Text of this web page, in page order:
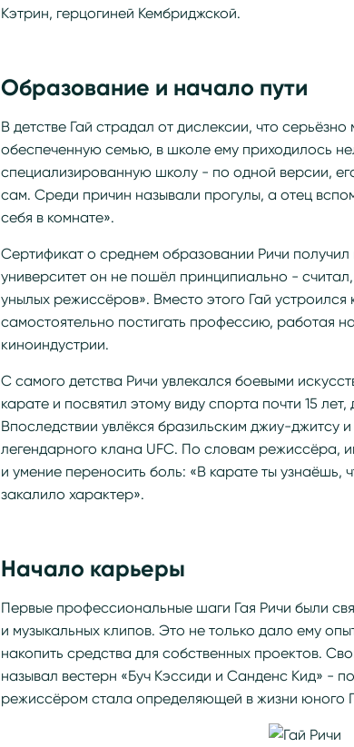
Кэтрин, герцогиней Кембриджской.
Образование и начало пути
В детстве Гай страдал от дислексии, что
обеспеченную семью, в школе ему приходилось
специализированную школу - по одной версии,
сам. Среди причин называли прогулы, а отец
себя в комнате».
Сертификат о среднем образовании Ричи
университет он не пошёл принципиально - считал,
унылых режиссёров». Вместо этого Гай
самостоятельно постигать профессию, работая
киноиндустрии.
С самого детства Ричи увлекался боевыми
карате и посвятил этому виду спорта почти 15
Впоследствии увлёкся бразильским джиу-джитсу
легендарного клана UFC. По словам режиссёра,
и умение переносить боль: «В карате ты узнаёшь,
закалило характер».
Начало карьеры
Первые профессиональные шаги Гая Ричи были
и музыкальных клипов. Это не только дало ему
накопить средства для собственных проектов.
называл вестерн «Буч Кэссиди и Санденс Кид» -
режиссёром стала определяющей в жизни юного